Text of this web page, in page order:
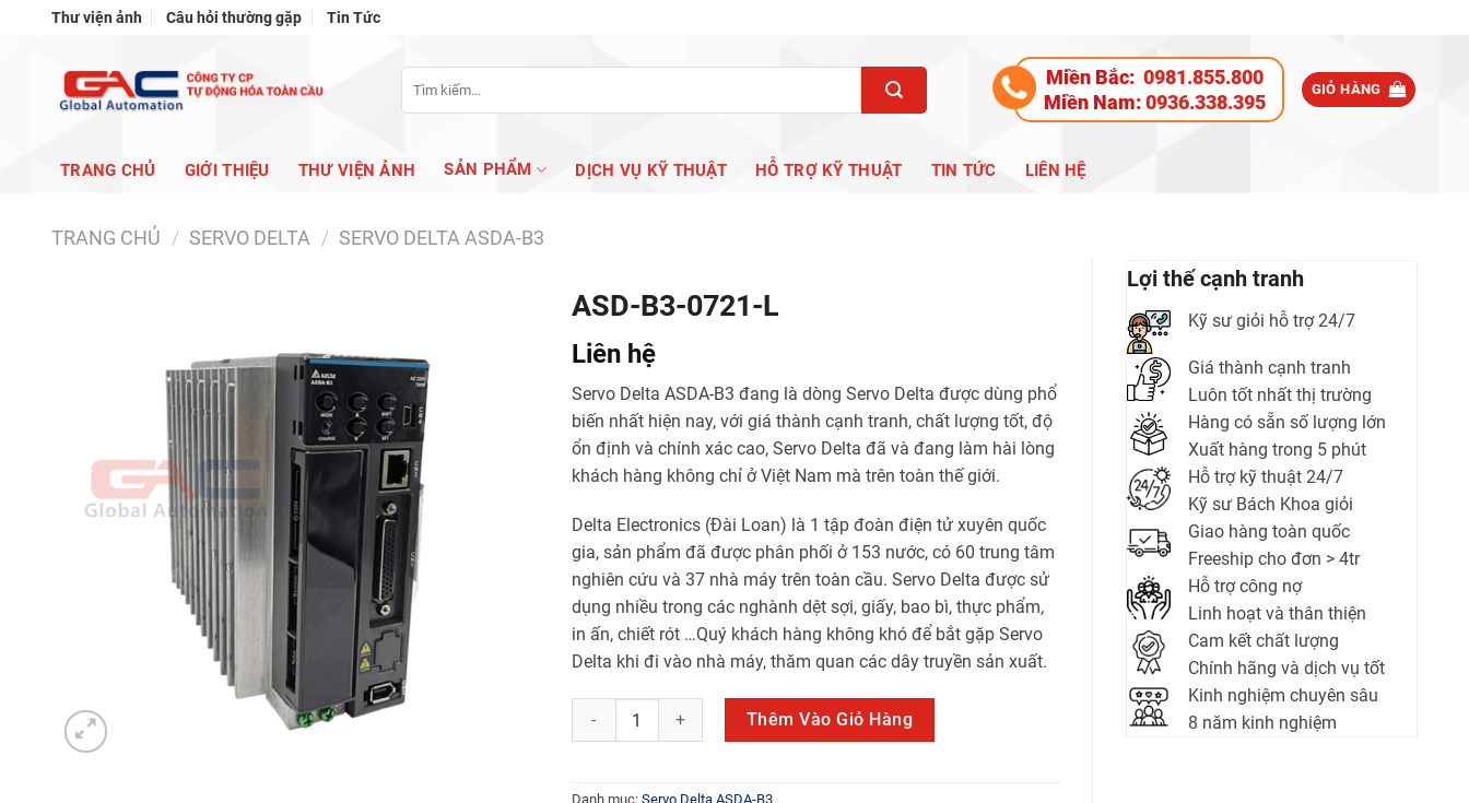
Thư viện ảnh Câu hỏi thường gặp Tin Tức
Tìm
kiếm:
Miền Bắc: 0981.855.800
Miền Nam:0936.338.395
GIỎ HÀNG
TRANG CHỦ GIỚI THIỆU THƯ VIỆN ẢNH SẢN PHẨM DỊCH VỤ KỸ THUẬT HỖ TRỢ KỸ THUẬT TIN TỨC LIÊN HỆ
TRANG CHỦ / SERVO DELTA / SERVO DELTA ASDA-B3
Lợi thế cạnh tranh
Kỹ sư giỏi hỗ trợ 24/7
Giá thành cạnh tranh
Luôn tốt nhất thị trường
Hàng có sẵn số lượng lớn
Xuất hàng trong 5 phút
Hỗ trợ kỹ thuật 24/7
Kỹ sư Bách Khoa giỏi
Giao hàng toàn quốc
Freeship cho đơn > 4tr
Hỗ trợ công nợ
Linh hoạt và thân thiện
Cam kết chất lượng
Chính hãng và dịch vụ tốt
Kinh nghiệm chuyên sâu
8 năm kinh nghiệm
ASD-B3-0721-L
Liên hệ
Servo Delta ASDA-B3 đang là dòng Servo Delta được dùng phổ
biến nhất hiện nay, với giá thành cạnh tranh, chất lượng tốt, độ
ổn định và chính xác cao, Servo Delta đã và đang làm hài lòng
khách hàng không chỉ ở Việt Nam mà trên toàn thế giới.
Delta Electronics (Đài Loan) là 1 tập đoàn điện tử xuyên quốc
gia, sản phẩm đã được phân phối ở 153 nước, có 60 trung tâm
nghiên cứu và 37 nhà máy trên toàn cầu. Servo Delta được sử
dụng nhiều trong các nghành dệt sợi, giấy, bao bì, thực phẩm,
in ấn, chiết rót …Quý khách hàng không khó để bắt gặp Servo
Delta khi đi vào nhà máy, thăm quan các dây truyền sản xuất.
ASD-B3-0721-L số lượng Thêm Vào Giỏ Hàng
Danh mục: Servo Delta ASDA-B3